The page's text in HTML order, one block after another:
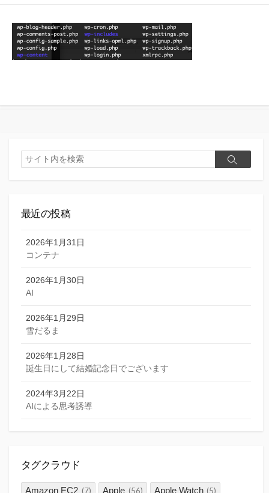
リ
ー
検
索
検
最近の投稿
2026年1月31日
コンテナ
2026年1月30日
AI
2026年1月29日
雪だるま
2026年1月28日
誕生日にして結婚記念日でございます
2024年3月22日
AIによる思考誘導
タグクラウド
Amazon EC2 (7) Apple (56) Apple Watch (5)